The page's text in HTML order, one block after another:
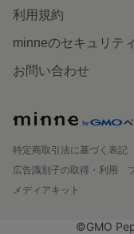
利用規約
minneのセキュリティ
お問い合わせ
特定商取引法に基づく表記
広告識別子の取得・利用
メディアキット
©GMO